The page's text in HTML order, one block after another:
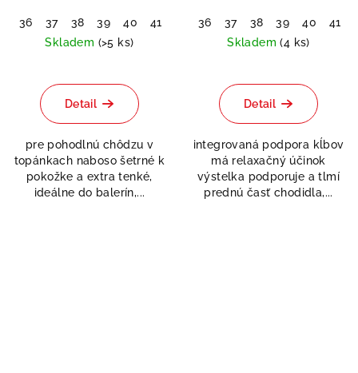
36 37 38 39 40 41
Skladem (>5 ks)
Detail
pre pohodlnú chôdzu v
topánkach naboso šetrné k
pokožke a extra tenké,
ideálne do balerín,...
36 37 38 39 40 41
Skladem(4 ks)
Detail
integrovaná podpora kĺbov
má relaxačný účinok
výstelka podporuje a tlmí
prednú časť chodidla,...